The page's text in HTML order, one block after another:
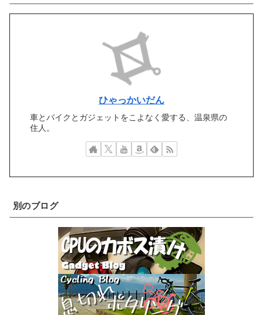
ひゃっかいだん
車とバイクとガジェットをこよなく愛する、温泉県の
住人。
別のブログ